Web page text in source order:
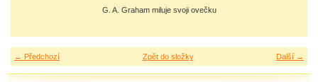
G. A. Graham miluje svoji ovečku
← Předchozí Další →
Zpět do složky